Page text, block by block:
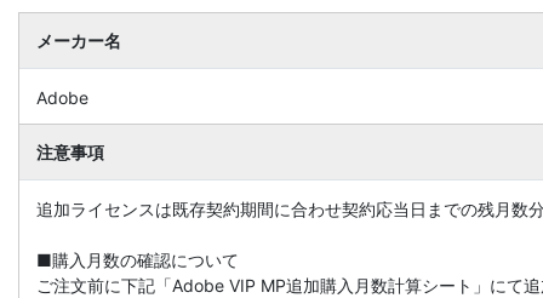
メーカー名
Adobe
注意事項
追加ライセンスは既存契約期間に合わせ契約応当日までの残月数
■購入月数の確認について
ご注文前に下記「Adobe VIP MP追加購入月数計算シート」にて